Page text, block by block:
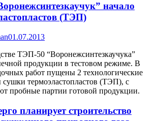
начало
(ТЭП)
01.07.2013
ТЭП-50 “Воронежсинтезкаучука”
продукции в тестовом режиме. В
работ пущены 2 технологические
термоэластопластов (ТЭП), с
пробные партии готовой продукции.
планирует строительство